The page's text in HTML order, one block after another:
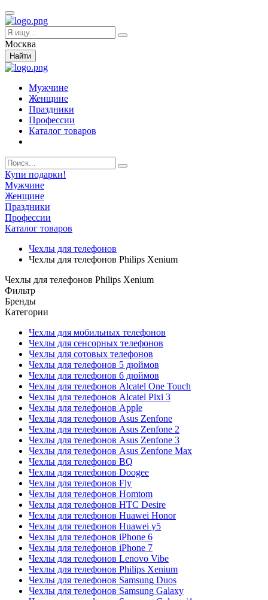
Москва
Найти
Мужчине
Женщине
Праздники
Профессии
Каталог товаров
Купи подарки!
Мужчине
Женщине
Праздники
Профессии
Каталог товаров
Чехлы для телефонов
Чехлы для телефонов Philips Xenium
Чехлы для телефонов Philips Xenium
Фильтр
Бренды
Категории
Чехлы для мобильных телефонов
Чехлы для сенсорных телефонов
Чехлы для сотовых телефонов
Чехлы для телефонов 5 дюймов
Чехлы для телефонов 6 дюймов
Чехлы для телефонов Alcatel One Touch
Чехлы для телефонов Alcatel Pixi 3
Чехлы для телефонов Apple
Чехлы для телефонов Asus Zenfone
Чехлы для телефонов Asus Zenfone 2
Чехлы для телефонов Asus Zenfone 3
Чехлы для телефонов Asus Zenfone Max
Чехлы для телефонов BQ
Чехлы для телефонов Doogee
Чехлы для телефонов Fly
Чехлы для телефонов Homtom
Чехлы для телефонов HTC Desire
Чехлы для телефонов Huawei Honor
Чехлы для телефонов Huawei y5
Чехлы для телефонов iPhone 6
Чехлы для телефонов iPhone 7
Чехлы для телефонов Lenovo Vibe
Чехлы для телефонов Philips Xenium
Чехлы для телефонов Samsung Duos
Чехлы для телефонов Samsung Galaxy